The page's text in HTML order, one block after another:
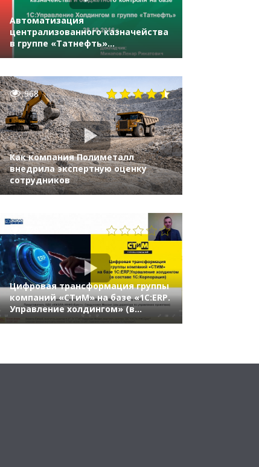
Автоматизация
централизованного казначейства
в группе «Татнефть»
на «1С:Управление холдингом 8»
968
Как компания Полиметалл
внедрила экспертную оценку
сотрудников
Цифровая трансформация группы
компаний «СТиМ» на базе «1С:ERP.
Управление холдингом» (в
составе «1С:Корпорация»)
ОДО «ЮКОЛА-ИНФО-Брест»)